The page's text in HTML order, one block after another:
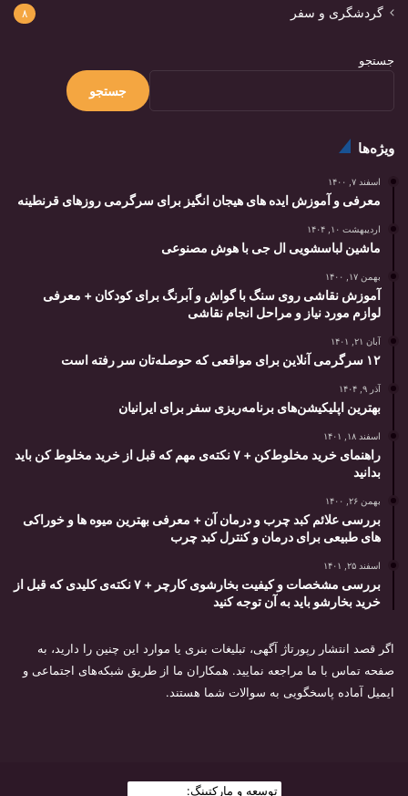
گردشگری و سفر ۸
جستجو
جستجو
ویژه‌ها
اسفند ۷, ۱۴۰۰
معرفی و آموزش ایده های هیجان انگیز برای سرگرمی روزهای قرنطینه
اردیبهشت ۱۰, ۱۴۰۴
ماشین‌ لباسشویی ال‌ جی با هوش ‌مصنوعی
بهمن ۱۷, ۱۴۰۰
آموزش نقاشی روی سنگ با گواش و آبرنگ برای کودکان + معرفی
لوازم مورد نیاز و مراحل انجام نقاشی
آبان ۲۱, ۱۴۰۱
۱۲ سرگرمی آنلاین برای مواقعی که حوصله‌تان سر رفته است
آذر ۹, ۱۴۰۴
بهترین اپلیکیشن‌های برنامه‌ریزی سفر برای ایرانیان
اسفند ۱۸, ۱۴۰۱
راهنمای خرید مخلوط‌کن + ۷ نکته‌ی مهم که قبل از خرید مخلوط‌‌‎‌‌‌‌‌‎‌ کن باید
بدانید
بهمن ۲۶, ۱۴۰۰
بررسی علائم کبد چرب و درمان آن + معرفی بهترین میوه ها و خوراکی
های طبیعی برای درمان و کنترل کبد چرب
اسفند ۲۵, ۱۴۰۱
بررسی مشخصات و کیفیت بخارشوی کارچر + ۷ نکته‌ی کلیدی که قبل از
خرید بخارشو باید به آن توجه کنید
اگر قصد انتشار رپورتاژ آگهی، تبلیغات بنری یا موارد این چنین را دارید، به
صفحه تماس با ما مراجعه نمایید. همکاران ما از طریق شبکه‌های اجتماعی و
ایمیل آماده پاسخگویی به سوالات شما هستند.
توسعه و مارکتینگ: